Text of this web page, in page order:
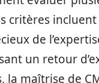
critères incluent
de
un retour
la maîtrise de